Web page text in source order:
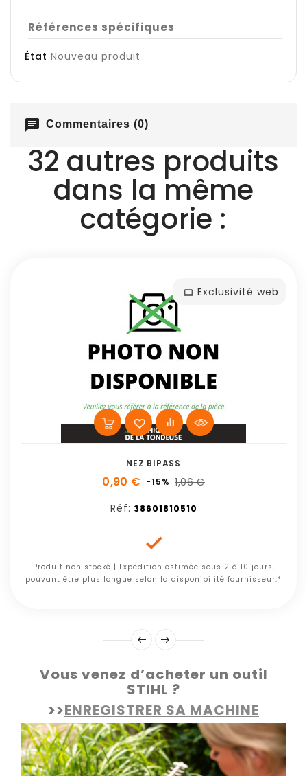
Références spécifiques
État Nouveau produit
chat Commentaires (0)
32 autres produits
dans la même
catégorie :
Exclusivité web
NEZ BIPASS
0,90 € -15% 1,06 €
Réf: 38601810510

Produit non stocké | Expédition estimée sous 2 à 10 jours,
pouvant être plus longue selon la disponibilité fournisseur.*
Vous venez d’acheter un outil
STIHL ?
>>ENREGISTRER SA MACHINE